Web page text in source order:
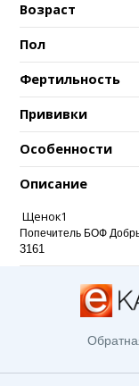
Возраст
Пол
Фертильность
Прививки
Особенности
Описание
Щенок1
Попечитель БОФ
3161